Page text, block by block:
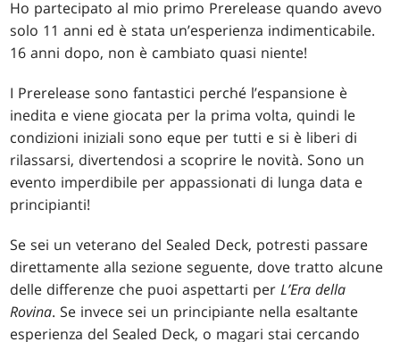
Ho partecipato al mio primo Prerelease quando avevo
solo 11 anni ed è stata un’esperienza indimenticabile.
16 anni dopo, non è cambiato quasi niente!
I Prerelease sono fantastici perché l’espansione è
inedita e viene giocata per la prima volta, quindi le
condizioni iniziali sono eque per tutti e si è liberi di
rilassarsi, divertendosi a scoprire le novità. Sono un
evento imperdibile per appassionati di lunga data e
principianti!
Se sei un veterano del Sealed Deck, potresti passare
direttamente alla sezione seguente, dove tratto alcune
delle differenze che puoi aspettarti perL’Era della
Rovina. Se invece sei un principiante nella esaltante
esperienza del Sealed Deck, o magari stai cercando